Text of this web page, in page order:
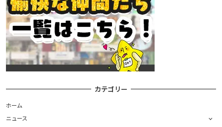
カテゴリー
ホーム
ニュース